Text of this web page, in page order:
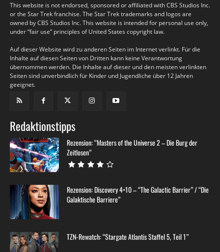
This website is not endorsed, sponsored or affiliated with CBS Studios Inc.
or the Star Trek franchise. The Star Trek trademarks and logos are
owned by CBS Studios Inc. This website is intended for personal use only,
under “fair use” principles of United States copyright law.
Auf dieser Website wird zu anderen Seiten im Internet verlinkt. Für die
Inhalte auf diesen Seiten von Dritten kann keine Verantwortung
übernommen werden. Die Inhalte auf dieser und den meisten verlinkten
Seiten sind unverbindlich für Kinder und Jugendliche über 12 Jahren
geeignet.
Redaktionstipps
Rezension: “Masters of the Universe 2 – Die Burg der
Zeitlosen”
Rezension: Discovery 4×10 – “The Galactic Barrier” / “Die
Galaktische Barriere”
TZN-Rewatch: “Stargate Atlantis Staffel 5, Teil 1”